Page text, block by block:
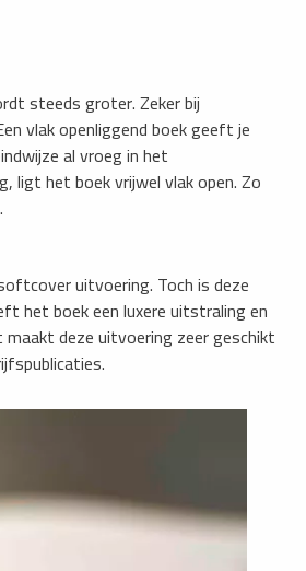
steeds groter. Zeker bij
vlak openliggend boek geeft je
al vroeg in het
ligt het boek vrijwel vlak open. Zo
uitvoering. Toch is deze
het boek een luxere uitstraling en
deze uitvoering zeer geschikt